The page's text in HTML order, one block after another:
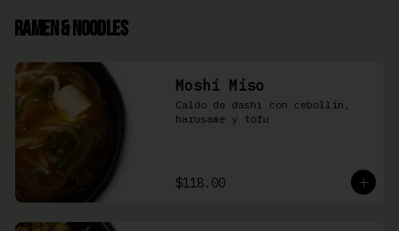
Ramen & Noodles
Moshi Miso
Caldo de dashi con cebollín,
harusame y tofu
$118.00